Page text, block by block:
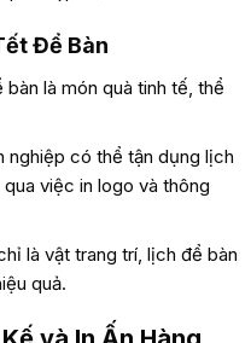
Để Bàn
là món quà tinh tế, thể
nghiệp có thể tận dụng lịch
việc in logo và thông
là vật trang trí, lịch để bàn
quả.